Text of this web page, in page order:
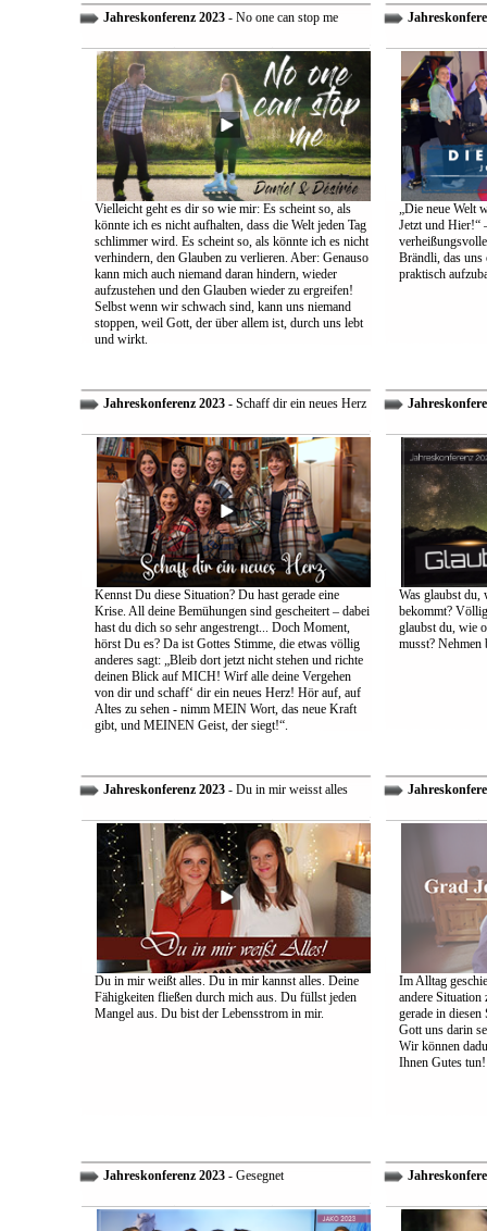
Jahreskonferenz 2023- No one can stop me
Vielleicht geht es dir so wie mir: Es scheint so, als
könnte ich es nicht aufhalten, dass die Welt jeden Tag
schlimmer wird. Es scheint so, als könnte ich es nicht
verhindern, den Glauben zu verlieren. Aber: Genauso
kann mich auch niemand daran hindern, wieder
aufzustehen und den Glauben wieder zu ergreifen!
Selbst wenn wir schwach sind, kann uns niemand
stoppen, weil Gott, der über allem ist, durch uns lebt
und wirkt.
„Die neue Welt
Jetzt und Hier!“
Brändli, das uns
praktisch
Jahreskonferenz 2023- Schaff dir ein neues Herz
Kennst Du diese Situation? Du hast gerade eine
Krise. All deine Bemühungen sind gescheitert – dabei
hast du dich so sehr angestrengt... Doch Moment,
hörst Du es? Da ist Gottes Stimme, die etwas völlig
anderes sagt: „Bleib dort jetzt nicht stehen und richte
deinen Blick auf MICH! Wirf alle deine Vergehen
von dir und schaff‘ dir ein neues Herz! Hör auf, auf
Altes zu sehen - nimm MEIN Wort, das neue Kraft
gibt, und MEINEN Geist, der siegt!“.
Was glaubst du,
bekommt?
glaubst du, wie
musst? Nehmen
Jahreskonferenz 2023- Du in mir weisst alles
Du in mir weißt alles. Du in mir kannst alles. Deine
Fähigkeiten fließen durch mich aus. Du füllst jeden
Mangel aus. Du bist der Lebensstrom in mir.
Im Alltag
andere
gerade in
Gott uns darin
Wir können
Ihnen Gutes tun!
Jahreskonferenz 2023- Gesegnet